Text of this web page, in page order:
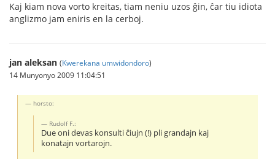
Kaj kiam nova vorto kreitas, tiam neniu uzos ĝin, ĉar tiu idiota
anglizmo jam eniris en la cerboj.
jan aleksan (Kwerekana umwidondoro)
14 Munyonyo 2009 11:04:51
horsto:
Rudolf F.:
Due oni devas konsulti ĉiujn (!) pli grandajn kaj
konatajn vortarojn.